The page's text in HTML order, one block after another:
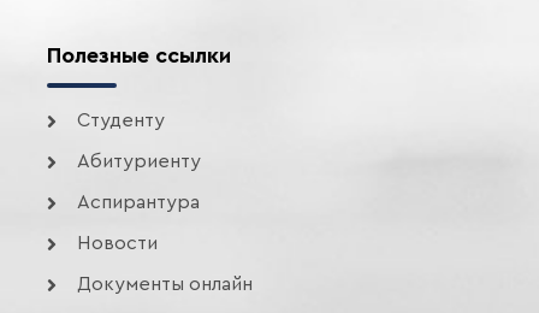
Полезные ссылки
Студенту
Абитуриенту
Аспирантура
Новости
Документы онлайн